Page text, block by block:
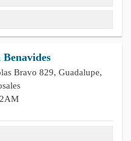
Bravo 829, Guadalupe,